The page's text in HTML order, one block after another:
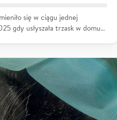
się w ciągu jednej
gdy usłyszała trzask w domu…